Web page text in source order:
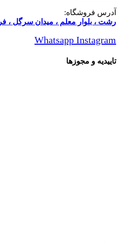
آدرس فروشگاه:
رشت ، بلوار معلم ، میدان سرگل ،
Whatsapp Instagram
تاییدیه و مجوزها